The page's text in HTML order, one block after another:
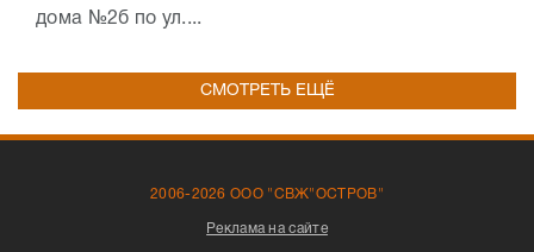
дома №2б по ул....
СМОТРЕТЬ ЕЩЁ
2006-2026 ООО "СВЖ"ОСТРОВ"
Реклама на сайте